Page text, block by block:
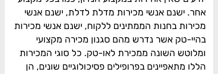
אחר. ישנם אנשי מכירות מדלת לדלת, ישנם אנשי
מכירות בחנות הממתינים ללקוח, ישנם אנשי מכירות
בהיי-טק אשר נדרש מהם סגנון מכירה מקצועי
ומלוטש השונה ממכירת לאו-טק. כל סוגי המכירות
הללו מתאפיינים בפרופילים פסיכולוגיים שונים, הן